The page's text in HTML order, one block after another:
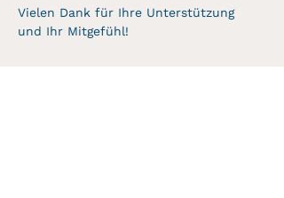
Vielen Dank für Ihre Unterstützung
und Ihr Mitgefühl!